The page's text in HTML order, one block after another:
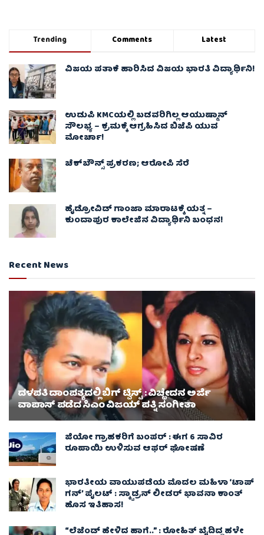
Trending Comments Latest
ವಿಜಯ ಪತಾಕೆ ಹಾರಿಸಿದ ವಿಜಯ ಭಾರತಿ ವಿದ್ಯಾರ್ಥಿನಿ!
ಉಡುಪಿ KMCಯಲ್ಲಿ ಬಡವರಿಗಿಲ್ಲ ಆಯುಷ್ಮಾನ್
ಸೌಲಭ್ಯ – ಕ್ರಮಕ್ಕೆ ಆಗ್ರಹಿಸಿದ ಬಿಜೆಪಿ ಯುವ
ಮೋರ್ಚಾ!
ಚೆಕ್​ಬೌನ್ಸ್​ ಪ್ರಕರಣ; ಆರೋಪಿ ಸೆರೆ
ಹೈಡ್ರೋವಿಡ್ ಗಾಂಜಾ ಮಾರಾಟಕ್ಕೆ ಯತ್ನ –
ಕುಂದಾಪುರ ಕಾಲೇಜಿನ ವಿದ್ಯಾರ್ಥಿನಿ ಬಂಧನ!
Recent News
ದಳಪತಿ ದಾಂಪತ್ಯದಲ್ಲಿ ಬಿಗ್ ಟ್ವಿಸ್ಟ್ : ವಿಚ್ಛೇದನ ಅರ್ಜಿ
ವಾಪಾಸ್‌ ಪಡೆದ ಸಿಎಂ ವಿಜಯ್ ಪತ್ನಿ ಸಂಗೀತಾ‌
ಜಿಯೋ ಗ್ರಾಹಕರಿಗೆ ಬಂಪರ್ : ಈಗ 6 ಸಾವಿರ
ರೂಪಾಯಿ ಉಳಿಸುವ ಆಫರ್ ಘೋಷಣೆ
ಭಾರತೀಯ ವಾಯುಪಡೆಯ ಮೊದಲ ಮಹಿಳಾ ‘ಟಾಪ್
ಗನ್’ ಪೈಲಟ್ : ಸ್ಕ್ವಾಡ್ರನ್ ಲೀಡರ್ ಭಾವನಾ ಕಾಂತ್
ಹೊಸ ಇತಿಹಾಸ!
“ಲೆಜೆಂಡ್ ಹೇಳಿದ ಹಾಗೆ..” : ರೋಹಿತ್ ಬೈದಿದ್ದ ಹಳೇ